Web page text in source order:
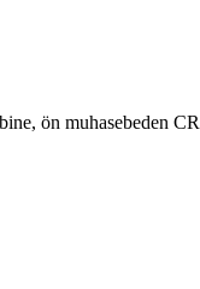
ön muhasebeden